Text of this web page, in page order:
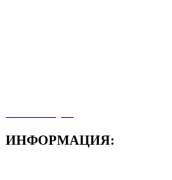
ИНФОРМАЦИЯ: